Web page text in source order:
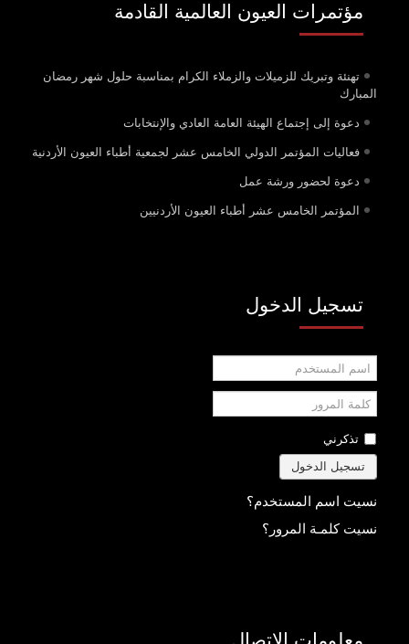
مؤتمرات العيون العالمية القادمة
تهنئة وتبريك للزميلات والزملاء الكرام بمناسبة حلول شهر رمضان
المبارك
دعوة إلى إجتماع الهيئة العامة العادي والإنتخابات
فعاليات المؤتمر الدولي الخامس عشر لجمعية أطباء العيون الأردنية
دعوة لحضور ورشة عمل
المؤتمر الخامس عشر أطباء العيون الأردنيين
تسجيل الدخول
اسم
المستخدم
كلمة
المرور
تذكرني
تسجيل الدخول
نسيت اسم المستخدم؟
نسيت كلمـة المرور؟